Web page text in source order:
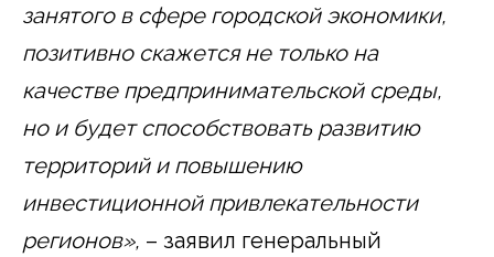
занятого в сфере городской экономики,
позитивно скажется не только на
качестве предпринимательской среды,
но и будет способствовать развитию
территорий и повышению
инвестиционной привлекательности
регионов», – заявил генеральный